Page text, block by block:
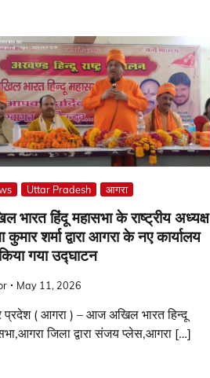
Uttar Pradesh आगरा
भारत हिंदू महासभा के राष्ट्रीय अध्यक्ष
कुमार शर्मा द्वारा आगरा के नए कार्यालय
गया उद्घाटन
May 11, 2026
प्रदेश ( आगरा ) – आज अखिल भारत हिन्दू
जिला द्वारा संजय प्लेस,आगरा […]